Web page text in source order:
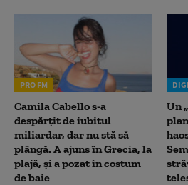
PRO FM
Camila Cabello s-a
despărțit de iubitul
miliardar, dar nu stă să
plângă. A ajuns în Grecia, la
plajă, și a pozat în costum
de baie
Un